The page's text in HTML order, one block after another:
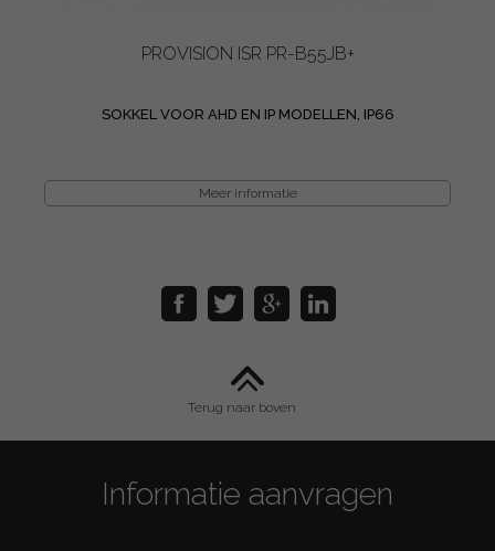
PROVISION ISR PR-B55JB+
SOKKEL VOOR AHD EN IP MODELLEN, IP66
Meer informatie
Terug naar boven
Informatie aanvragen